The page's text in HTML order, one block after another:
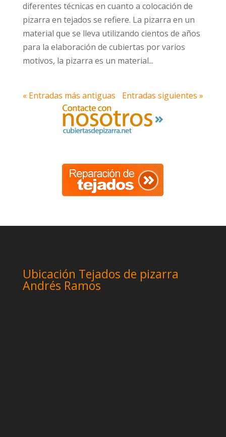
diferentes técnicas en cuanto a colocación de
pizarra en tejados se refiere. La pizarra en un
material que se lleva utilizando cientos de años
para la elaboración de cubiertas por varios
motivos, la pizarra es un material...
« Entradas más antiguas Entradas siguientes »
Ubicación Tejados de pizarra
Andrés Ramos